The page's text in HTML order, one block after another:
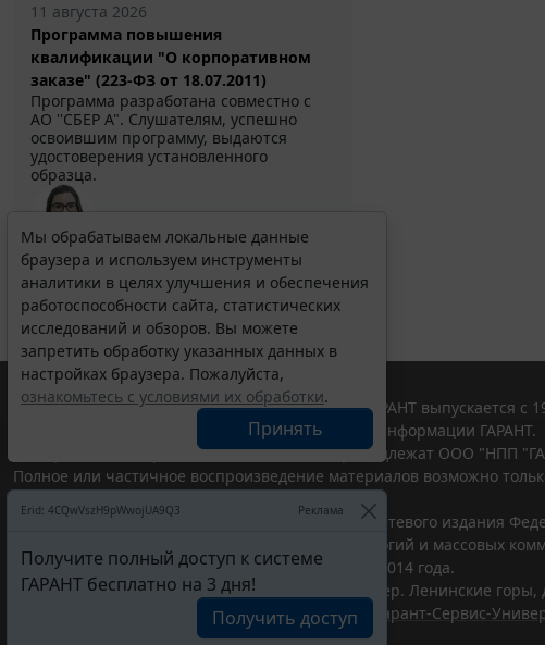
11 августа 2026
Программа повышения
квалификации "О корпоративном
заказе" (223-ФЗ от 18.07.2011)
Программа разработана совместно с
АО ''СБЕР А". Слушателям, успешно
освоившим программу, выдаются
удостоверения установленного
образца.
Выберите тему программы повышения квалификации
для юристов ...
Мы обрабатываем локальные данные
браузера и используем инструменты
аналитики в целях улучшения и обеспечения
работоспособности сайта, статистических
исследований и обзоров. Вы можете
запретить обработку указанных данных в
настройках браузера. Пожалуйста,
ознакомьтесь с условиями их обработки.
Принять
Erid: 4CQwVszH9pWwojUA9Q3 Реклама
Получите полный доступ к системе
ГАРАНТ бесплатно на 3 дня!
Получить доступ
© ООО "НПП "ГАРАНТ-СЕРВИС", 2026. Система ГАРАНТ выпускается с
участниками Российской ассоциации правовой информации ГАРАНТ.
Все права на материалы сайта ГАРАНТ.РУ принадлежат ООО "НПП
Полное или частичное воспроизведение материалов возможно
Портал ГАРАНТ.РУ зарегистрирован в качестве сетевого издания
надзору в сфере связи,информационных технологий и массовых
(Роскомнадзором), Эл № ФС77-58365 от 18 июня 2014 года.
ООО "НПП "ГАРАНТ-СЕРВИС", 119234, г. Москва, тер. Ленинские горы,
Разработчик ЭПС Система ГАРАНТ – ООО "НПП "
Гарант-Сервис-